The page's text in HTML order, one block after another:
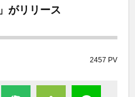
がリリース
2457 PV